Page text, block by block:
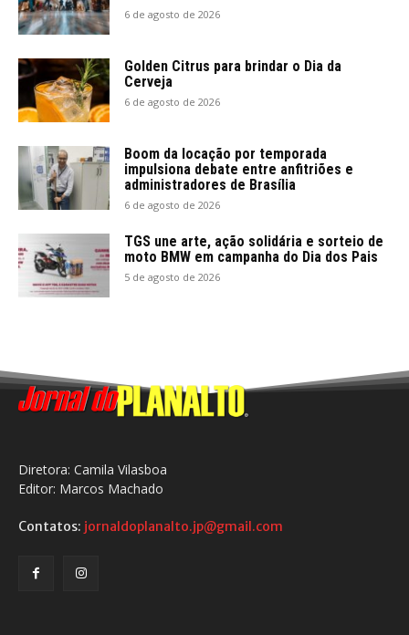
6 de agosto de 2026
Golden Citrus para brindar o Dia da
Cerveja
6 de agosto de 2026
Boom da locação por temporada
impulsiona debate entre anfitriões e
administradores de Brasília
6 de agosto de 2026
TGS une arte, ação solidária e sorteio de
moto BMW em campanha do Dia dos Pais
5 de agosto de 2026
Diretora: Camila Vilasboa
Editor: Marcos Machado
Contatos: jornaldoplanalto.jp@gmail.com